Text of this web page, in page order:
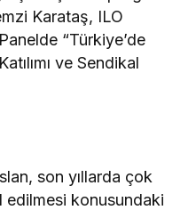
Karataş, ILO
“Türkiye’de
ve Sendikal
son yıllarda çok
edilmesi konusundaki